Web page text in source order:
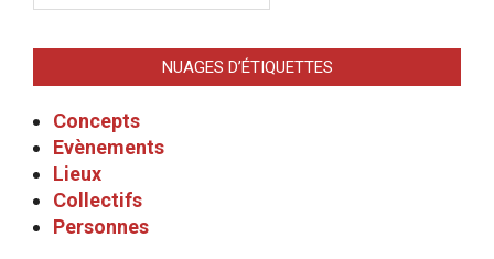
NUAGES D’ÉTIQUETTES
Concepts
Evènements
Lieux
Collectifs
Personnes